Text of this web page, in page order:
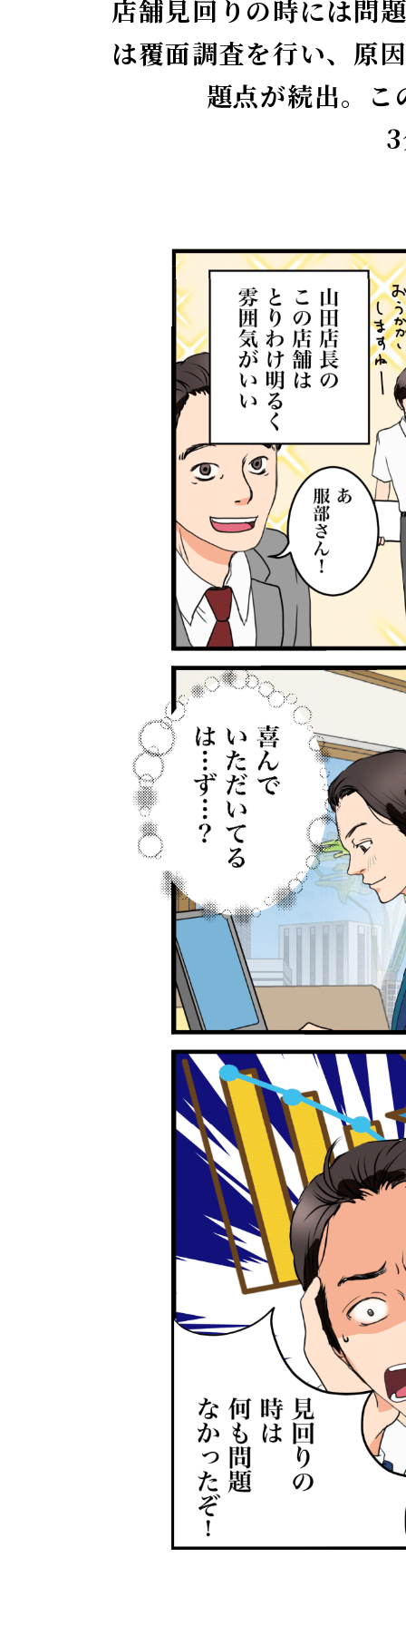
店舗見回りの時には問
は覆面調査を行い、原
題点が続出。